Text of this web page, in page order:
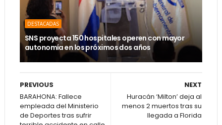
DESTACADAS
SNS proyecta 150 hospitales operen con mayor
autonomía en los próximos dos años
NEXT
Huracán ‘Milton’ deja al
menos 2 muertos tras su
llegada a Florida
PREVIOUS
BARAHONA: Fallece
empleada del Ministerio
de Deportes tras sufrir